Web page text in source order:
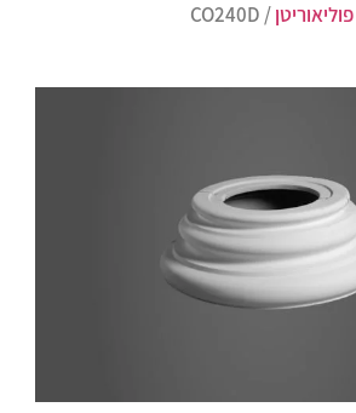
פוליאוריטן/ CO240D